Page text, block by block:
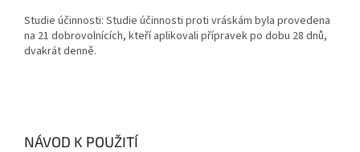
Studie účinnosti: Studie účinnosti proti vráskám byla provedena
na 21 dobrovolnících, kteří aplikovali přípravek po dobu 28 dnů,
dvakrát denně.
NÁVOD K POUŽITÍ